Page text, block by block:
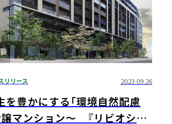
リリース 2023.09.26
を豊かにする「環境自然配慮
譲マンション～ 『リビオシテ